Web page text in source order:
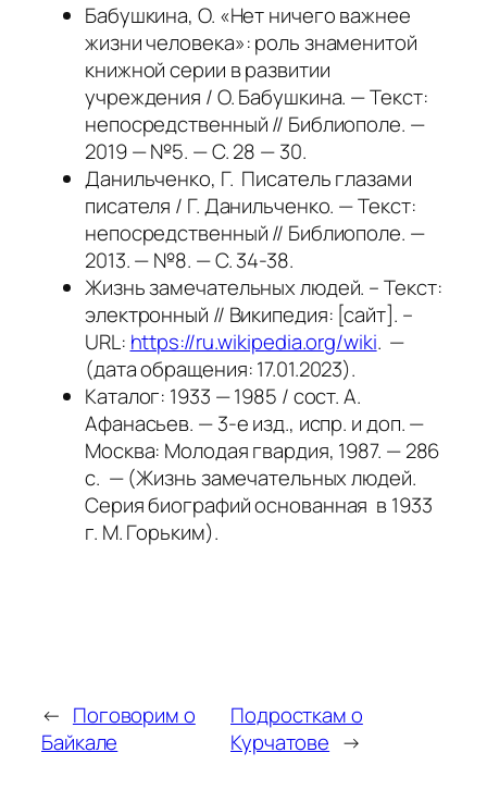
Бабушкина, О. «Нет ничего важнее
жизни человека»: роль знаменитой
книжной серии в развитии
учреждения / О. Бабушкина. — Текст:
непосредственный // Библиополе. —
2019 — №5. — С. 28 — 30.
Данильченко, Г. Писатель глазами
писателя / Г. Данильченко. — Текст:
непосредственный // Библиополе. —
2013. — №8. — С. 34-38.
Жизнь замечательных людей. – Текст:
электронный // Википедия: [сайт]. –
URL: https://ru.wikipedia.org/wiki. —
(дата обращения: 17.01.2023).
Каталог: 1933 — 1985 / сост. А.
Афанасьев. — 3-е изд., испр. и доп. —
Москва: Молодая гвардия, 1987. — 286
с. — (Жизнь замечательных людей.
Серия биографий основанная в 1933
г. М. Горьким).
← Поговорим о
Байкале
Подросткам о
Курчатове →